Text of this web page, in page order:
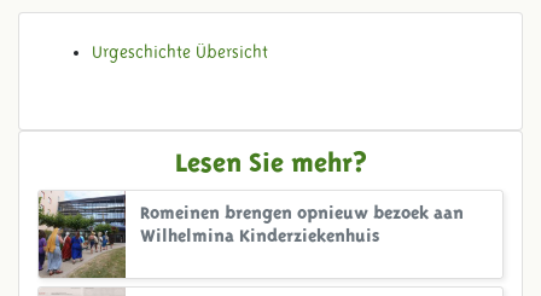
Urgeschichte Übersicht
Lesen Sie mehr?
Romeinen brengen opnieuw bezoek aan
Wilhelmina Kinderziekenhuis